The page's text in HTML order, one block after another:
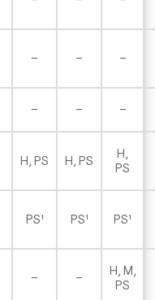
– – –
– – –
H, PS H, PS
H,
PS
PS¹ PS¹ PS¹
– –
H, M,
PS